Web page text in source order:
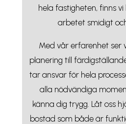
hela fastigheten, finns
arbetet smidigt
Med vår erfarenhet ser
planering till
tar ansvar för hela
alla nödvändiga
känna dig trygg. Låt oss
bostad som både är